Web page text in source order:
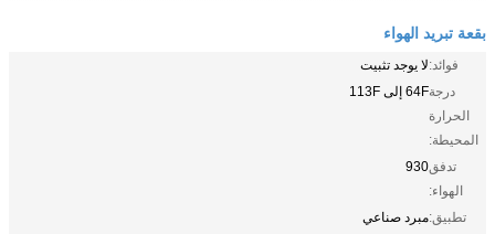
بقعة تبريد الهواء
فوائد:لا يوجد تثبيت
درجة
الحرارة
المحيطة:
64F إلى 113F
تدفق
الهواء:
930
تطبيق:مبرد صناعي